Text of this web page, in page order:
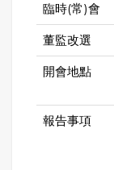
臨時(常)會
董監改選
開會地點
報告事項